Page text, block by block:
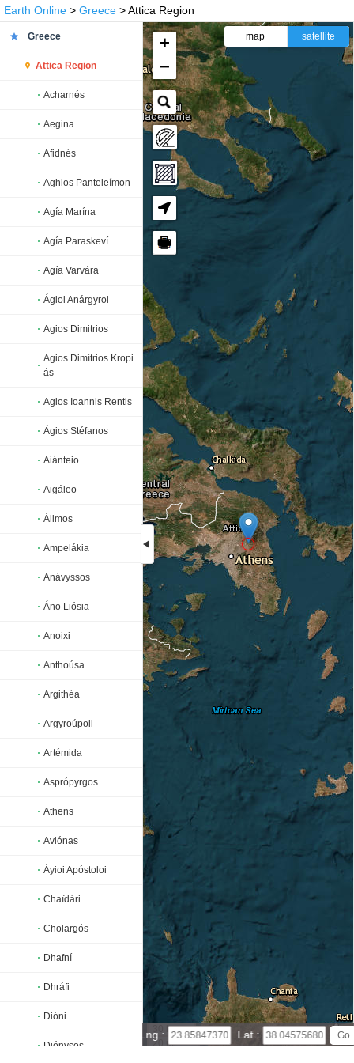
Earth Online > Greece > Attica Region
Greece
Attica Region
Acharnés
Aegina
Afidnés
Aghios Panteleímon
Agía Marína
Agía Paraskeví
Agía Varvára
Ágioi Anárgyroi
Agios Dimitrios
Agios Dimítrios Kropi
ás
Agios Ioannis Rentis
Ágios Stéfanos
Aiánteio
Aigáleo
Álimos
Ampelákia
Anávyssos
Áno Liósia
Anoixi
Anthoúsa
Argithéa
Argyroúpoli
Artémida
Asprópyrgos
Athens
Avlónas
Áyioi Apóstoloi
Chaïdári
Cholargós
Dhafní
Dhráfi
Dióni
Diónysos
Loading...
+
−
🖶
30 km
20 mi
Lng : Lat :
map satellite